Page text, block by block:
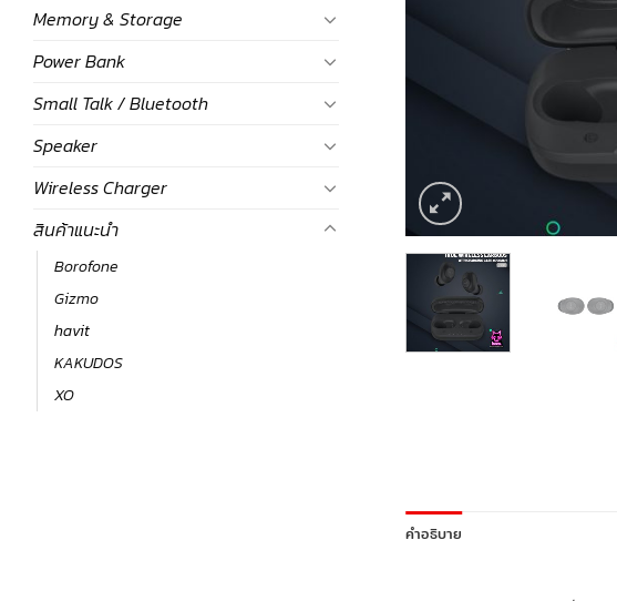
Memory & Storage
Power Bank
Small Talk / Bluetooth
Speaker
Wireless Charger
สินค้าแนะนำ
Borofone
Gizmo
havit
KAKUDOS
XO
คำอธิบาย